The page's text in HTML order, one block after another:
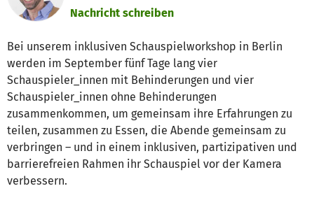
Nachricht schreiben
Bei unserem inklusiven Schauspielworkshop in Berlin
werden im September fünf Tage lang vier
Schauspieler_innen mit Behinderungen und vier
Schauspieler_innen ohne Behinderungen
zusammenkommen, um gemeinsam ihre Erfahrungen zu
teilen, zusammen zu Essen, die Abende gemeinsam zu
verbringen – und in einem inklusiven, partizipativen und
barrierefreien Rahmen ihr Schauspiel vor der Kamera
verbessern.